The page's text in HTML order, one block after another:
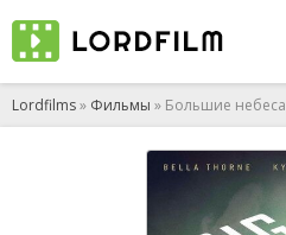
Lordfilms» Фильмы » Большие небеса